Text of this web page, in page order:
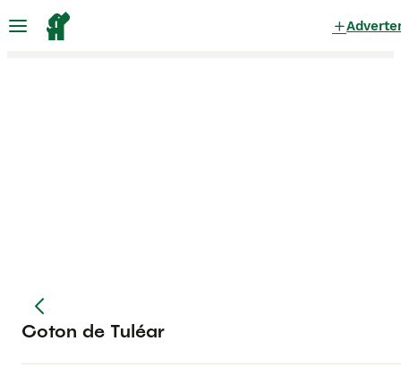
Coton de Tuléar